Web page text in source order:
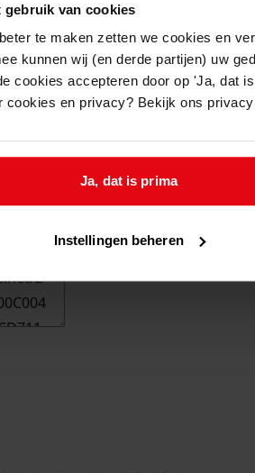
gebruik van cookies
te maken zetten we cookies en
kunnen wij (en derde partijen) uw
cookies accepteren door op 'Ja, dat
cookies en privacy? Bekijk ons
Ja, dat is prima
Instellingen beheren